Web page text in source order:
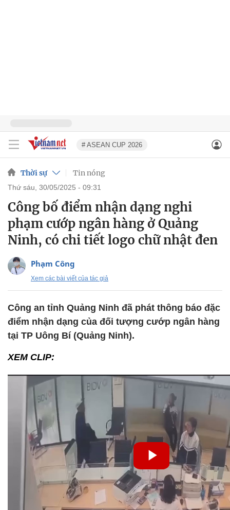
# ASEAN CUP 2026
Thời sự Tin nóng
thứ sáu, 30/05/2025 - 09:31
Công bố điểm nhận dạng nghi
phạm cướp ngân hàng ở Quảng
Ninh, có chi tiết logo chữ nhật đen
Phạm Công
Xem các bài viết của tác giả
Công an tỉnh Quảng Ninh đã phát thông báo đặc
điểm nhận dạng của đối tượng cướp ngân hàng
tại TP Uông Bí (Quảng Ninh).
XEM CLIP: